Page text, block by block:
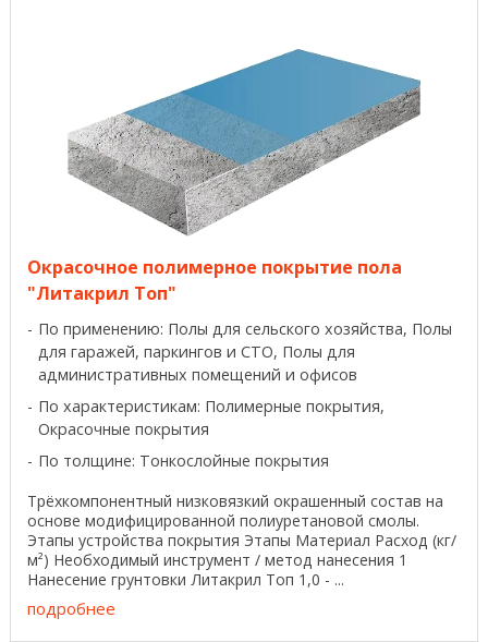
Окрасочное полимерное покрытие пола
"Литакрил Топ"
По применению: Полы для сельского хозяйства, Полы
для гаражей, паркингов и СТО, Полы для
административных помещений и офисов
По характеристикам: Полимерные покрытия,
Окрасочные покрытия
По толщине: Тонкослойные покрытия
Трёхкомпонентный низковязкий окрашенный состав на
основе модифицированной полиуретановой смолы.
Этапы устройства покрытия Этапы Материал Расход (кг/
м²) Необходимый инструмент / метод нанесения 1
Нанесение грунтовки Литакрил Топ 1,0 - ...
подробнее